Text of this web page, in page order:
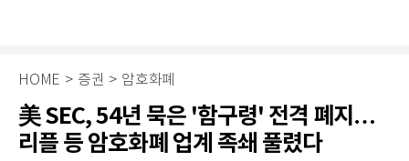
HOME > 증권 > 암호화폐
美 SEC, 54년 묵은 '함구령' 전격 폐지…
리플 등 암호화폐 업계 족쇄 풀렸다